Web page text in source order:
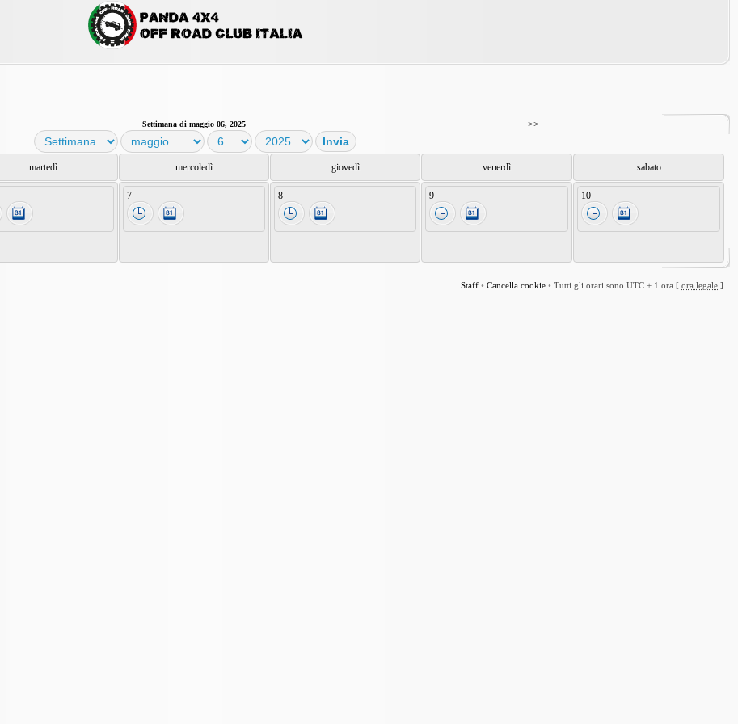
Settimana di maggio 06, 2025 >>
martedì mercoledì giovedì venerdì sabato
7 8 9 10
Staff • Cancella cookie • Tutti gli orari sono UTC + 1 ora [ ora legale ]